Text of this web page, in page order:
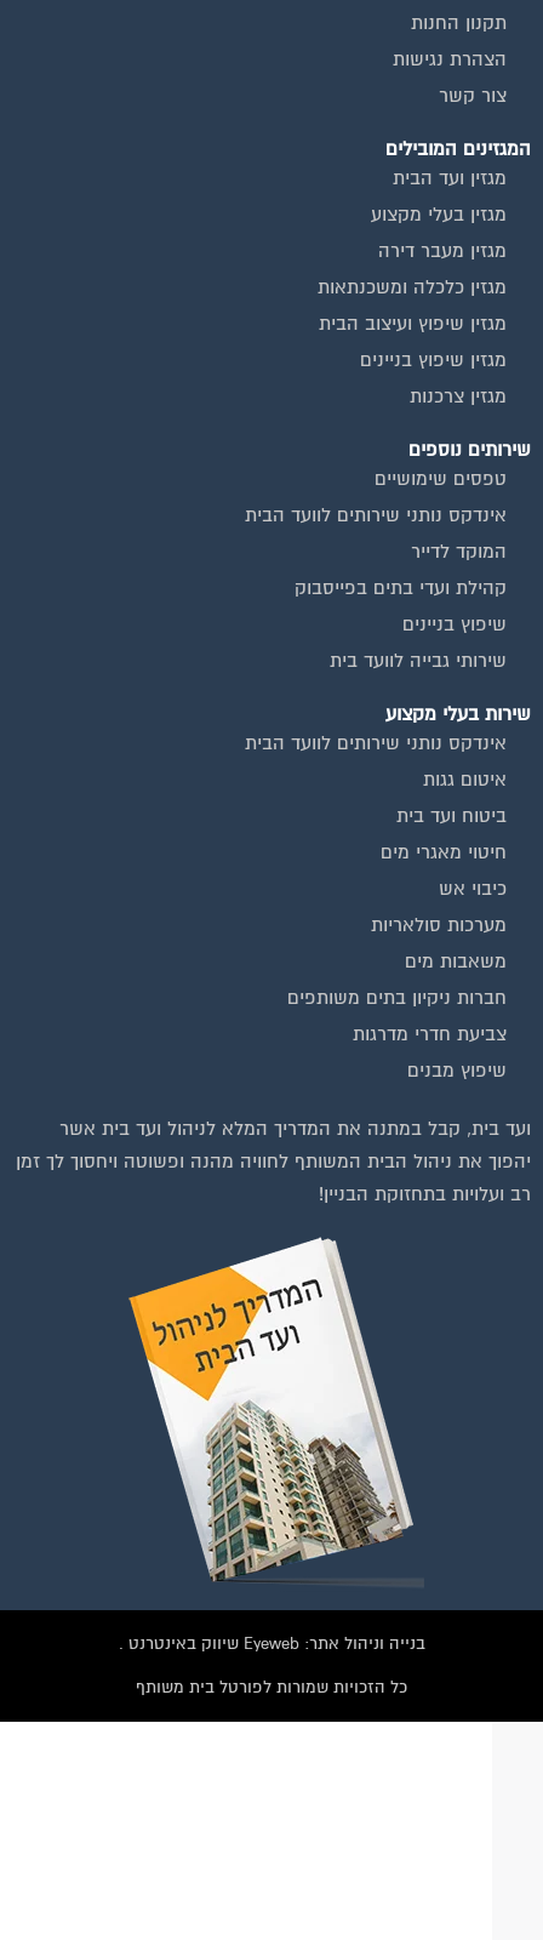
תקנון החנות
הצהרת נגישות
צור קשר
המגזינים המובילים
מגזין ועד הבית
מגזין בעלי מקצוע
מגזין מעבר דירה
מגזין כלכלה ומשכנתאות
מגזין שיפוץ ועיצוב הבית
מגזין שיפוץ בניינים
מגזין צרכנות
שירותים נוספים
טפסים שימושיים
אינדקס נותני שירותים לוועד הבית
המוקד לדייר
קהילת ועדי בתים בפייסבוק
שיפוץ בניינים
שירותי גבייה לוועד בית
שירות בעלי מקצוע
אינדקס נותני שירותים לוועד הבית
איטום גגות
ביטוח ועד בית
חיטוי מאגרי מים
כיבוי אש
מערכות סולאריות
משאבות מים
חברות ניקיון בתים משותפים
צביעת חדרי מדרגות
שיפוץ מבנים
ועד בית, קבל במתנה את המדריך המלא לניהול ועד בית אשר
יהפוך את ניהול הבית המשותף לחוויה מהנה ופשוטה ויחסוך לך זמן
רב ועלויות בתחזוקת הבניין!
בנייה וניהול אתר: Eyeweb שיווק באינטרנט .
כל הזכויות שמורות לפורטל בית משותף
וועדי בתים ודיירים
הצטרפו עכשיו לקבוצת
הפייסבוק הגדולה בישראל
הנותנת מענה לבעיות
הדיור בבית המשותף!!!
להצטרפות לחצו על התמונה או על הכפתור ושלחו בקשת הצטרפות בדף
לחץ למעבר לקבוצה